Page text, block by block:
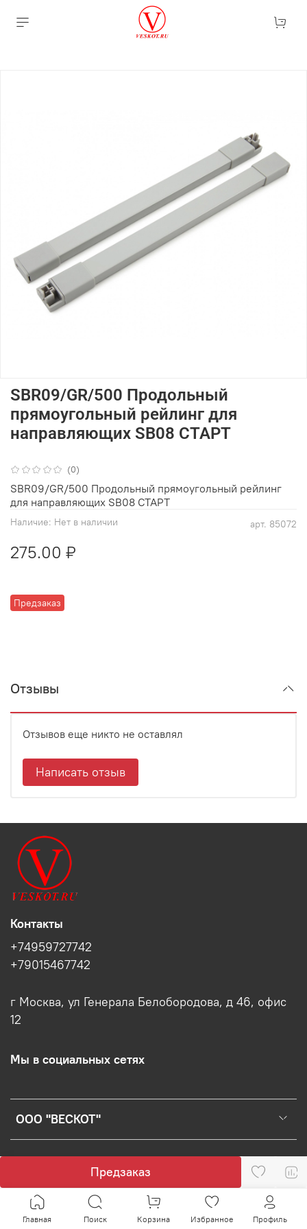
(0)
арт. 85072
Наличие: Нет в наличии
Предзаказ
SBR09/GR/500 Продольный
прямоугольный рейлинг для
направляющих SB08 СТАРТ
275.00 ₽
Предзаказ
SBR09/GR/500 Продольный прямоугольный рейлинг
для направляющих SB08 СТАРТ
Отзывы
Отзывов еще никто не оставлял
Написать отзыв
ООО "ВЕСКОТ"
Контакты
+74959727742
+79015467742
г Москва, ул Генерала Белобородова, д 46, офис
12
Мы в социальных сетях
Главная Поиск Корзина Избранное Профиль